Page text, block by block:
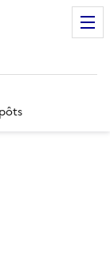
partie du